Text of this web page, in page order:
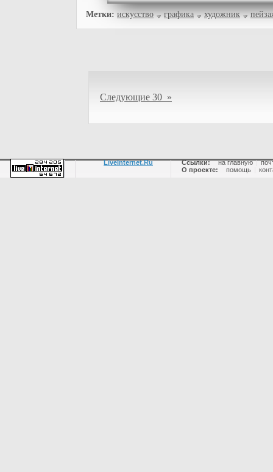
Метки: искусство графика художник
Следующие 30 »
LiveInternet.Ru Ссылки: на главную |
О проекте:
помощь